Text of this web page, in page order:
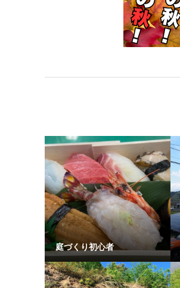
庭づくり初心者